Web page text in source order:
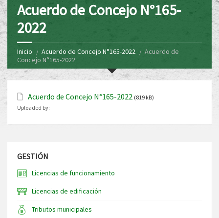
Acuerdo de Concejo N°165-
2022
Inicio Acuerdo de Concejo N°165-2022
Acuerdo de
Concejo N°165-2022
Acuerdo de Concejo N°165-2022 (819 kB)
Uploaded by:
GESTIÓN
Licencias de funcionamiento
Licencias de edificación
Tributos municipales